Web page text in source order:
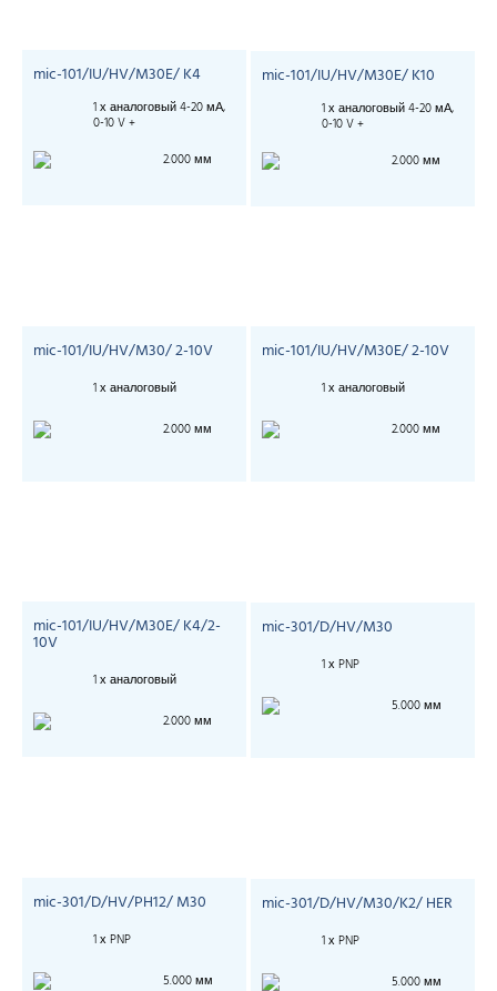
mic-101/IU/HV/M30E/ K4
1 х аналоговый 4-20 мА,
0-10 V +
2.000 мм
mic-101/IU/HV/M30E/ K10
1 х аналоговый 4-20 мА,
0-10 V +
2.000 мм
mic-101/IU/HV/M30/ 2-10V
1 х аналоговый
2.000 мм
mic-101/IU/HV/M30E/ 2-10V
1 х аналоговый
2.000 мм
mic-101/IU/HV/M30E/ K4/2-
10V
1 х аналоговый
2.000 мм
mic-301/D/HV/M30
1 х PNP
5.000 мм
mic-301/D/HV/PH12/ M30
1 х PNP
5.000 мм
mic-301/D/HV/M30/K2/ HER
1 х PNP
5.000 мм